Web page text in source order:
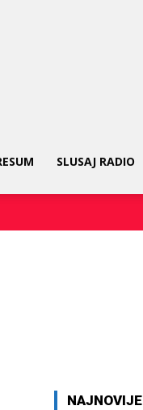
SLUSAJ RADIO
NAJNOVIJE